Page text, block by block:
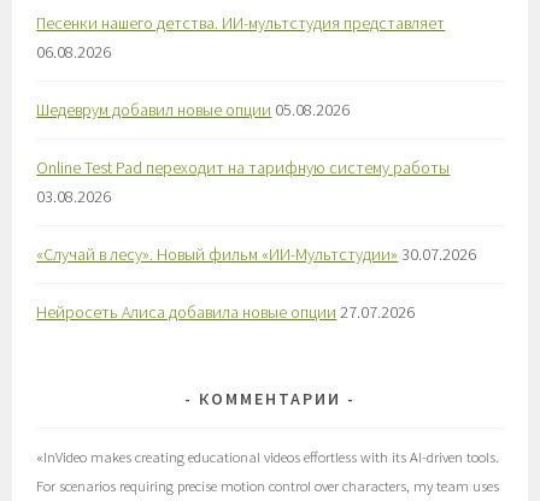
Песенки нашего детства. ИИ-мультстудия представляет
06.08.2026
Шедеврум добавил новые опции 05.08.2026
Online Test Pad переходит на тарифную систему работы
03.08.2026
«Случай в лесу». Новый фильм «ИИ-Мультстудии» 30.07.2026
Нейросеть Алиса добавила новые опции 27.07.2026
КОММЕНТАРИИ
«InVideo makes creating educational videos effortless with its AI-driven tools.
For scenarios requiring precise motion control over characters, my team uses